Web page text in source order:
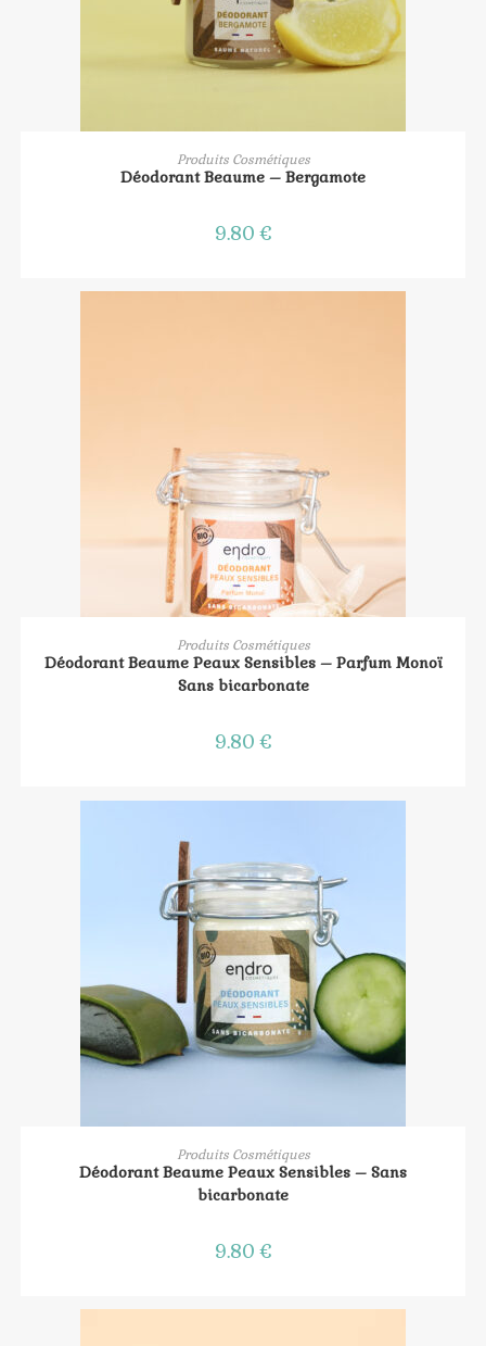
AJOUTER AU PANIER
Produits Cosmétiques
Déodorant Beaume – Bergamote
9.80€
AJOUTER AU PANIER
Produits Cosmétiques
Déodorant Beaume Peaux Sensibles – Parfum Monoï
Sans bicarbonate
9.80€
AJOUTER AU PANIER
Produits Cosmétiques
Déodorant Beaume Peaux Sensibles – Sans
bicarbonate
9.80€